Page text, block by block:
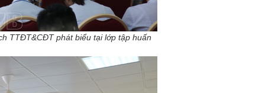
TTĐT&CĐT phát biểu tại lớp tập huấn